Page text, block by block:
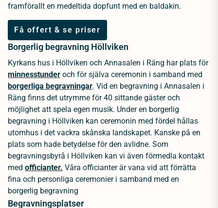
framförallt en medeltida dopfunt med en baldakin.
Få offert & se priser
Borgerlig begravning Höllviken
Kyrkans hus i Höllviken och Annasalen i Räng har plats för
minnesstunder och för själva ceremonin i samband med
borgerliga begravningar. Vid en begravning i Annasalen i
Räng finns det utrymme för 40 sittande gäster och
möjlighet att spela egen musik. Under en borgerlig
begravning i Höllviken kan ceremonin med fördel hållas
utomhus i det vackra skånska landskapet. Kanske på en
plats som hade betydelse för den avlidne. Som
begravningsbyrå i Höllviken kan vi även förmedla kontakt
med officianter. Våra officianter är vana vid att förrätta
fina och personliga ceremonier i samband med en
borgerlig begravning
Begravningsplatser